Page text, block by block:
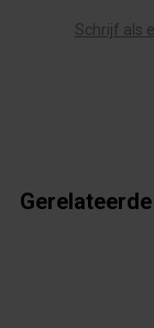
Schrijf als